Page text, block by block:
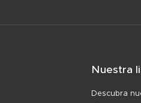
Nuestra
Descubra